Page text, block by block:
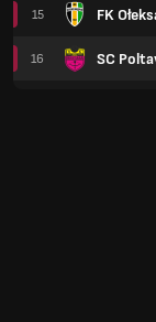
15 FK
16 SC